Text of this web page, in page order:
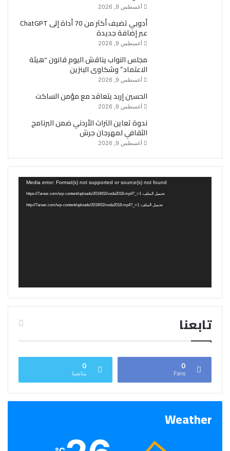
أغسطس 9, 2026
أدوبي تضيف أكثر من 70 أداة إلى ChatGPT
عبر إضافة جديدة
أغسطس 9, 2026
مجلس النواب يناقش اليوم قانون “هيئة
الاعتماد” وشكاوى البنزين
أغسطس 9, 2026
الحسين إربد يتعاقد مع مؤمن الساكت
أغسطس 9, 2026
ندوة تعاين التراث الأردني ضمن البرنامج
الثقافي لمهرجان جرش
أغسطس 9, 2026
Media error: Format(s) not supported or source(s) not found
تحميل الملف: https://7areer.com/wp-content/uploads/2019/02/voda2018.mp4?_=1
تحميل الملف: http://7areer.com/wp-content/uploads/2019/02/voda2018.mp4?_=1
تابعنا
0
Fans
0
متابعينا
Weather